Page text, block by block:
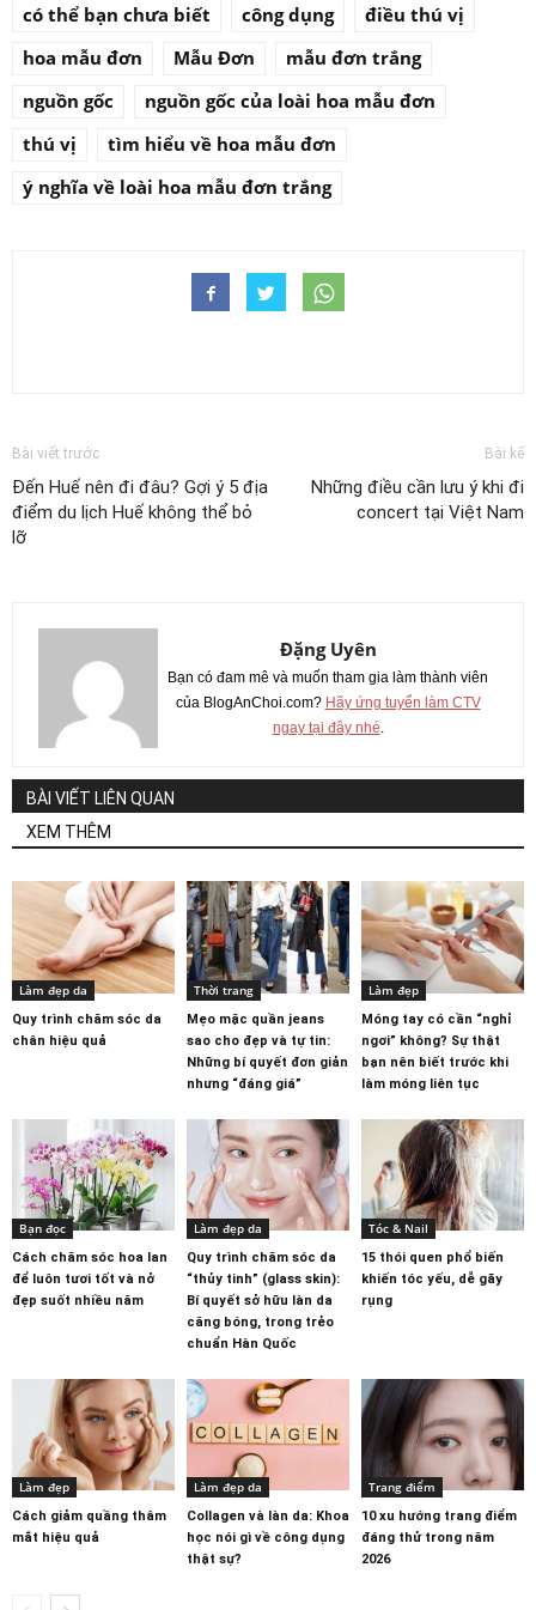
có thể bạn chưa biết công dụng
điều thú vị
hoa mẫu đơn
Mẫu Đơn
mẫu đơn trắng
nguồn gốc
nguồn gốc của loài hoa mẫu đơn
thú vị
tìm hiểu về hoa mẫu đơn
ý nghĩa về loài hoa mẫu đơn trắng
Bài viết trước
Đến Huế nên đi đâu? Gợi ý 5 địa
điểm du lịch Huế không thể bỏ
lỡ
Bài kế
Những điều cần lưu ý khi đi
concert tại Việt Nam
Đặng Uyên
Bạn có đam mê và muốn tham gia làm thành viên
của BlogAnChoi.com? Hãy ứng tuyển làm CTV
ngay tại đây nhé.
BÀI VIẾT LIÊN QUAN
XEM THÊM
Làm đẹp da
Quy trình chăm sóc da
chân hiệu quả
Thời trang
Mẹo mặc quần jeans
sao cho đẹp và tự tin:
Những bí quyết đơn giản
nhưng “đáng giá”
Làm đẹp
Móng tay có cần “nghỉ
ngơi” không? Sự thật
bạn nên biết trước khi
làm móng liên tục
Bạn đọc
Cách chăm sóc hoa lan
để luôn tươi tốt và nở
đẹp suốt nhiều năm
Làm đẹp da
Quy trình chăm sóc da
“thủy tinh” (glass skin):
Bí quyết sở hữu làn da
căng bóng, trong trẻo
chuẩn Hàn Quốc
Tóc & Nail
15 thói quen phổ biến
khiến tóc yếu, dễ gãy
rụng
Làm đẹp
Cách giảm quầng thâm
mắt hiệu quả
Làm đẹp da
Collagen và làn da: Khoa
học nói gì về công dụng
thật sự?
Trang điểm
10 xu hướng trang điểm
đáng thử trong năm
2026